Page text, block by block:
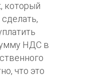
который
сделать,
НДС в
что это